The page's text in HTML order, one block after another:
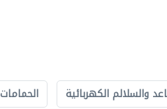
والسلالم الكهربائية